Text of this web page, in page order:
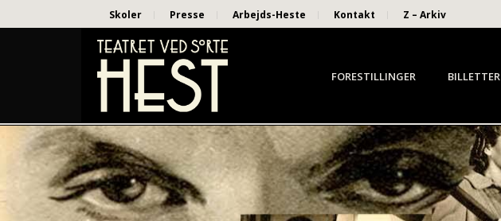
Skoler Presse Arbejds-Heste Kontakt Z – Arkiv
FORESTILLINGER BILLETTER